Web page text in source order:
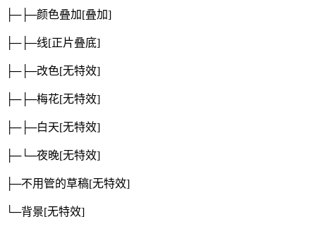
├─├─颜色叠加[叠加]
├─├─线[正片叠底]
├─├─改色[无特效]
├─├─梅花[无特效]
├─├─白天[无特效]
├─└─夜晚[无特效]
├─不用管的草稿[无特效]
└─背景[无特效]